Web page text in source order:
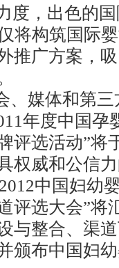
度，出色的
将构筑国际
推广方案，
媒体和第
年度中国孕
评选活动”将
权威和公信
中国妇幼
评选大会”将
与整合、渠
颁布中国妇